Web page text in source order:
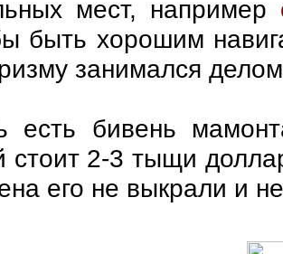
мест, например
быть хорошим
занимался
есть бивень
стоит 2-3 тыщи
его не выкрали и